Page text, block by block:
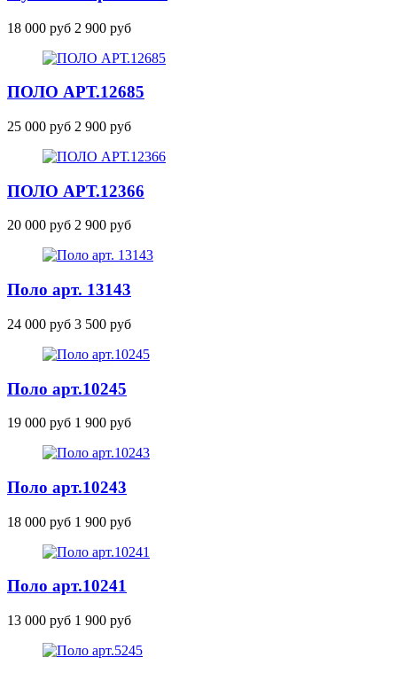
18 000 руб 2 900 руб
ПОЛО АРТ.12685
25 000 руб 2 900 руб
ПОЛО АРТ.12366
20 000 руб 2 900 руб
Поло арт. 13143
24 000 руб 3 500 руб
Поло арт.10245
19 000 руб 1 900 руб
Поло арт.10243
18 000 руб 1 900 руб
Поло арт.10241
13 000 руб 1 900 руб